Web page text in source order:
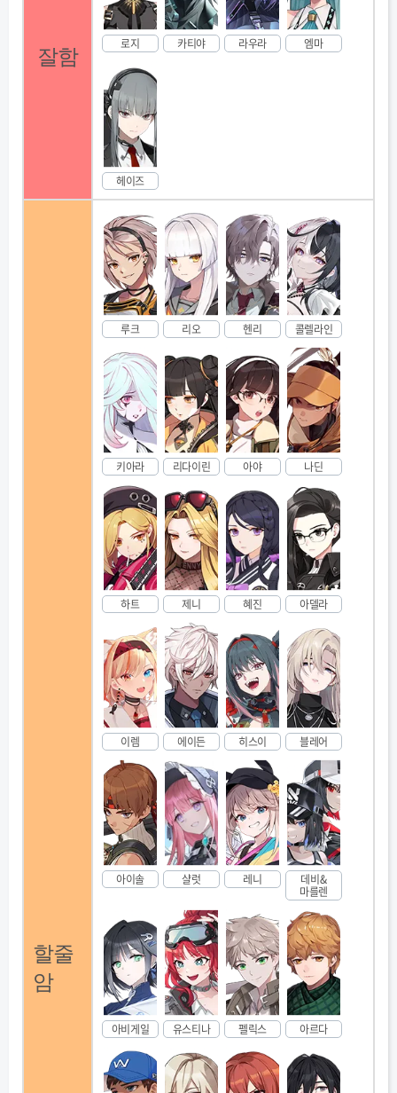
잘함
로지 카티야 라우라 엠마
헤이즈
할줄
암
루크 리오 헨리 콜렐라인
키아라 리다이린 아야 나딘
하트 제니 혜진 아델라
이렘 에이든 히스이 블레어
아이솔 샬럿 레니 데비&
마를렌
아비게일 유스티나 펠릭스 아르다